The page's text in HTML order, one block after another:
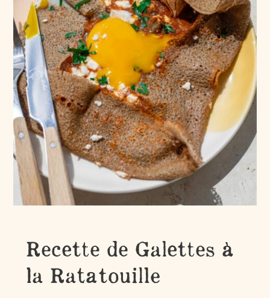
Recette de Galettes à
la Ratatouille